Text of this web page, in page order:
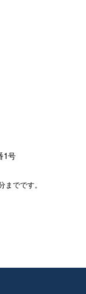
1号
でです。